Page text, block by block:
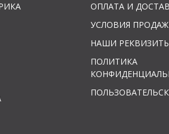
ОПЛАТА И
УСЛОВИЯ
НАШИ
ПОЛИТИКА